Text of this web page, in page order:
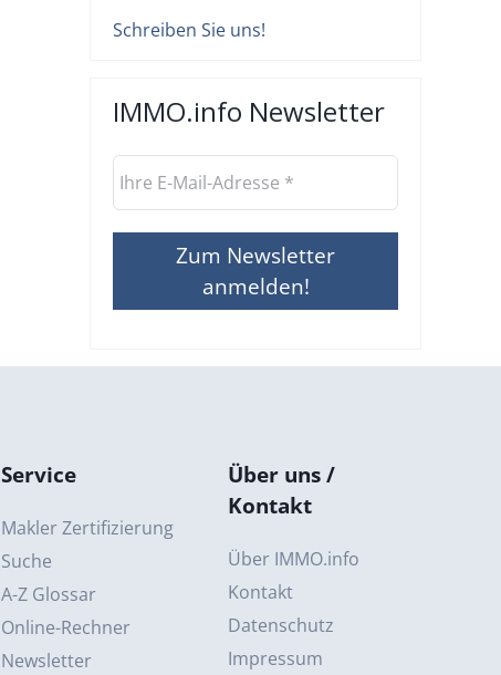
Schreiben Sie uns!
IMMO.info Newsletter
Service
Makler Zertifizierung
Suche
A-Z Glossar
Online-Rechner
Newsletter
Über uns /
Kontakt
Über IMMO.info
Kontakt
Datenschutz
Impressum